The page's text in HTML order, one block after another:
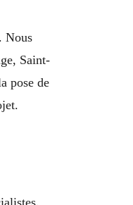
Nous
Saint-
pose de